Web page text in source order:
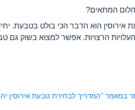
המתאים?
הרצויות. אפשר למצוא בשוק גם
במאמר "המדריך לבחירת טבעת אירוסין